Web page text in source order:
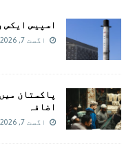
اسپیس ایکس
اگست 7, 2026
اضافہ
اگست 7, 2026